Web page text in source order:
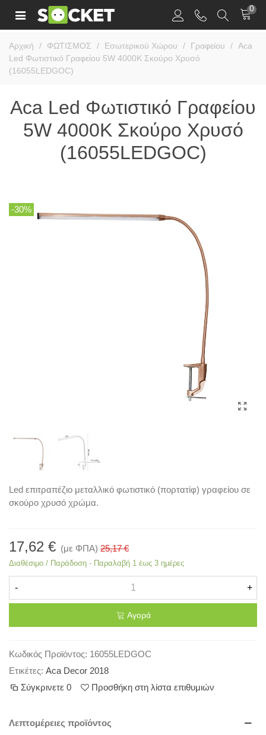
0
Αρχική / ΦΩΤΙΣΜΟΣ / Εσωτερικού Χώρου / Γραφείου / Aca
Led Φωτιστικό Γραφείου 5W 4000K Σκούρο Χρυσό
(16055LEDGOC)
Aca Led Φωτιστικό Γραφείου
5W 4000K Σκούρο Χρυσό
(16055LEDGOC)
-30%
Led επιτραπέζιο μεταλλικό φωτιστικό (πορτατίφ) γραφείου σε
σκούρο χρυσό χρώμα.
17,62 € (με ΦΠΑ) 25,17 €
Διαθέσιμο / Παράδοση - Παραλαβή 1 έως 3 ημέρες
- +
Αγορά
Κωδικός Προϊόντος: 16055LEDGOC
Ετικέτες: Aca Decor 2018
Σύγκρινετε 0 Προσθήκη στη λίστα επιθυμιών
Λεπτομέρειες προϊόντος